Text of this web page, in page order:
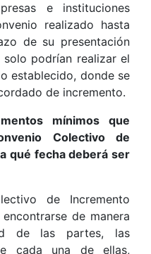
e instituciones
realizado hasta
de su presentación
podrían realizar el
establecido, donde se
de incremento.
mínimos que
Colectivo de
qué fecha deberá ser
de Incremento
de manera
de las partes, las
cada una de ellas,